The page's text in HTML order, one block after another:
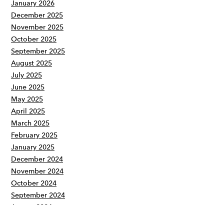
January 2026
December 2025
November 2025
October 2025
September 2025
August 2025
July 2025
June 2025
May 2025
April 2025
March 2025
February 2025
January 2025
December 2024
November 2024
October 2024
September 2024